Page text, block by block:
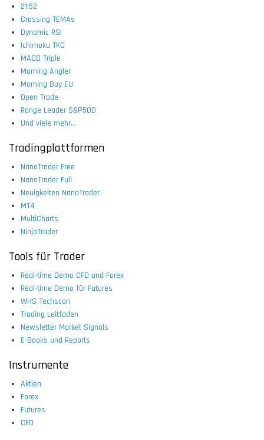
21:52
Crossing TEMAs
Dynamic RSI
Ichimoku TKC
MACD Triple
Morning Angler
Morning Buy EU
Open Trade
Range Leader S&P500
Und viele mehr...
Tradingplattformen
NanoTrader Free
NanoTrader Full
Neuigkeiten NanoTrader
MT4
MultiCharts
NinjaTrader
Tools für Trader
Real-time Demo CFD und Forex
Real-time Demo für Futures
WHS Techscan
Trading Leitfaden
Newsletter Market Signals
E-Books und Reports
Instrumente
Aktien
Forex
Futures
CFD